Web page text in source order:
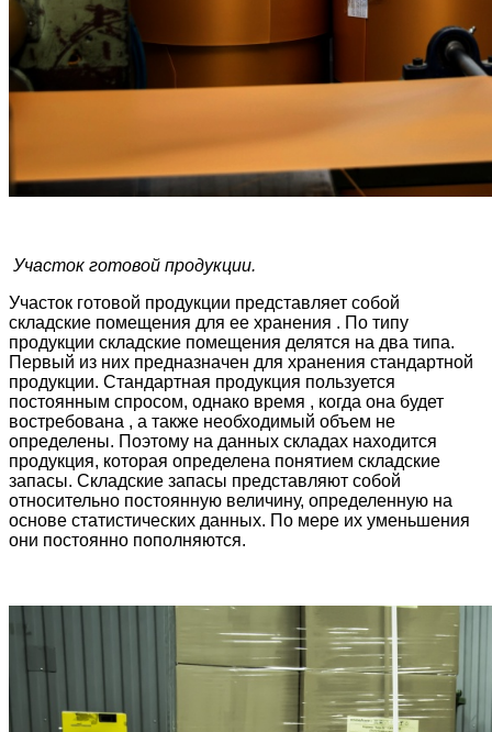
Участок готовой продукции.
Участок готовой продукции представляет собой
складские помещения для ее хранения . По типу
продукции складские помещения делятся на два типа.
Первый из них предназначен для хранения стандартной
продукции. Стандартная продукция пользуется
постоянным спросом, однако время , когда она будет
востребована , а также необходимый объем не
определены. Поэтому на данных складах находится
продукция, которая определена понятием складские
запасы. Складские запасы представляют собой
относительно постоянную величину, определенную на
основе статистических данных. По мере их уменьшения
они постоянно пополняются.